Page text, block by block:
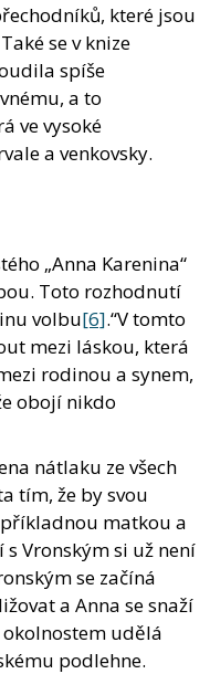
které jsou
se v knize
spíše
a to
ve vysoké
a venkovsky.
„Anna Karenina“
Toto rozhodnutí
volbu[6].“V tomto
mezi láskou, která
rodinou a synem,
obojí nikdo
nátlaku ze všech
tím, že by svou
matkou a
Vronským si už není
se začíná
a Anna se snaží
udělá
podlehne.